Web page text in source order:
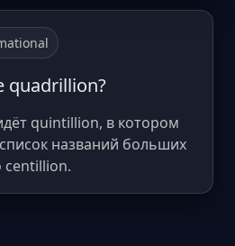
quadrillion?
quintillion, в котором
названий больших
centillion.